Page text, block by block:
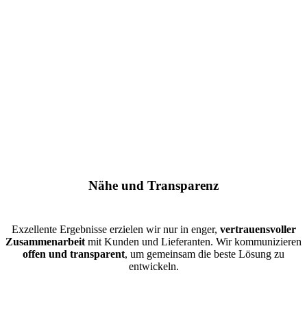
Nähe und Transparenz
Exzellente Ergebnisse erzielen wir nur in enger, vertrauensvoller
Zusammenarbeit mit Kunden und Lieferanten. Wir kommunizieren
offen und transparent, um gemeinsam die beste Lösung zu
entwickeln.